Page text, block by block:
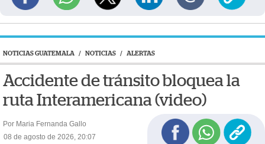
NOTICIAS GUATEMALA / NOTICIAS / ALERTAS
Accidente de tránsito bloquea la
ruta Interamericana (video)
Por Maria Fernanda Gallo
08 de agosto de 2026, 20:07